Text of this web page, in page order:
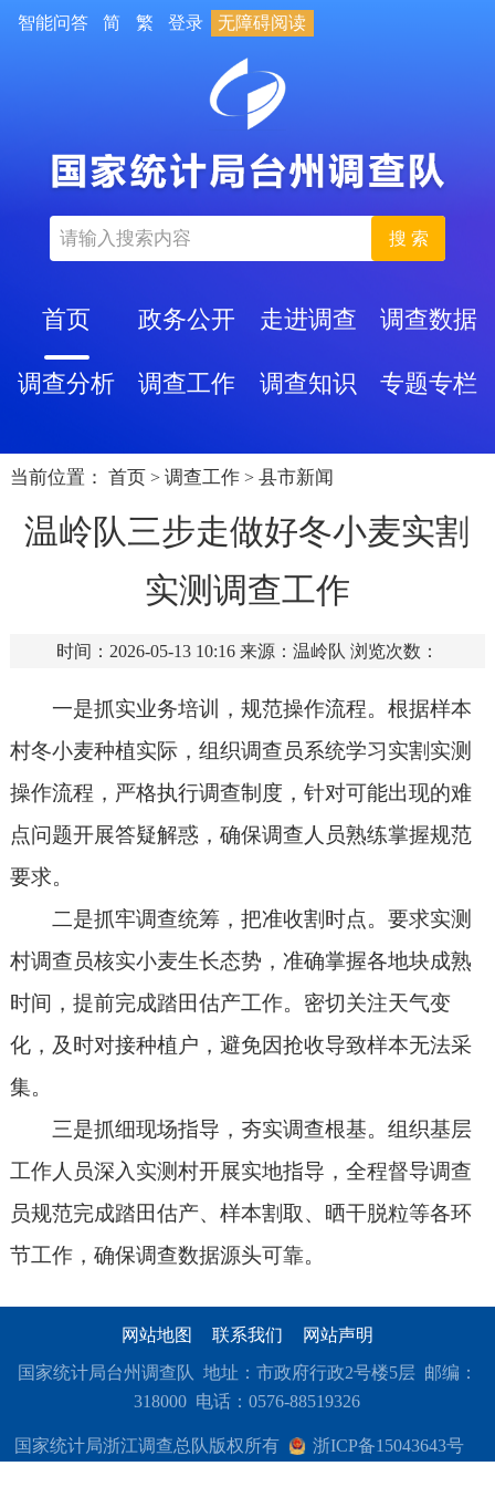
智能问答 简 繁 登录 无障碍阅读
搜 索
首页 政务公开 走进调查 调查数据
调查分析 调查工作 调查知识 专题专栏
当前位置： 首页 > 调查工作 > 县市新闻
温岭队三步走做好冬小麦实割
实测调查工作
时间：2026-05-13 10:16 来源：温岭队 浏览次数：
一是抓实业务培训，规范操作流程。根据样本
村冬小麦种植实际，组织调查员系统学习实割实测
操作流程，严格执行调查制度，针对可能出现的难
点问题开展答疑解惑，确保调查人员熟练掌握规范
要求。
二是抓牢调查统筹，把准收割时点。要求实测
村调查员核实小麦生长态势，准确掌握各地块成熟
时间，提前完成踏田估产工作。密切关注天气变
化，及时对接种植户，避免因抢收导致样本无法采
集。
三是抓细现场指导，夯实调查根基。组织基层
工作人员深入实测村开展实地指导，全程督导调查
员规范完成踏田估产、样本割取、晒干脱粒等各环
节工作，确保调查数据源头可靠。
网站地图 联系我们 网站声明
国家统计局台州调查队 地址：市政府行政2号楼5层 邮编：
318000 电话：0576-88519326
国家统计局浙江调查总队版权所有 浙ICP备15043643号